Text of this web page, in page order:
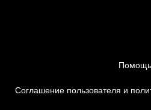
Помощь
Соглашение пользователя и